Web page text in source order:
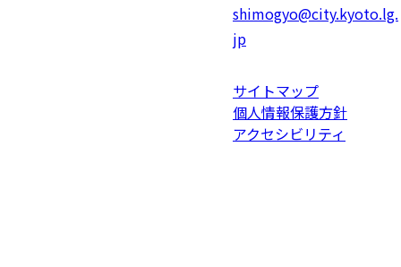
shimogyo@city.kyoto.lg.
jp
サイトマップ
個人情報保護方針
アクセシビリティ